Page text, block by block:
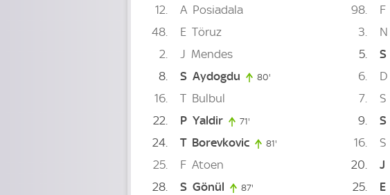
12 A Posiadala
48
E Töruz
2
J Mendes
8
S Aydogdu 80'
16 T Bulbul
22
P Yaldir 71'
24 T Borevkovic 81'
25 F Atoen
28
S Gönül 87'
98 F
3
N
5
S
6 D
7
S
9
S
16 S
20
J
25 E